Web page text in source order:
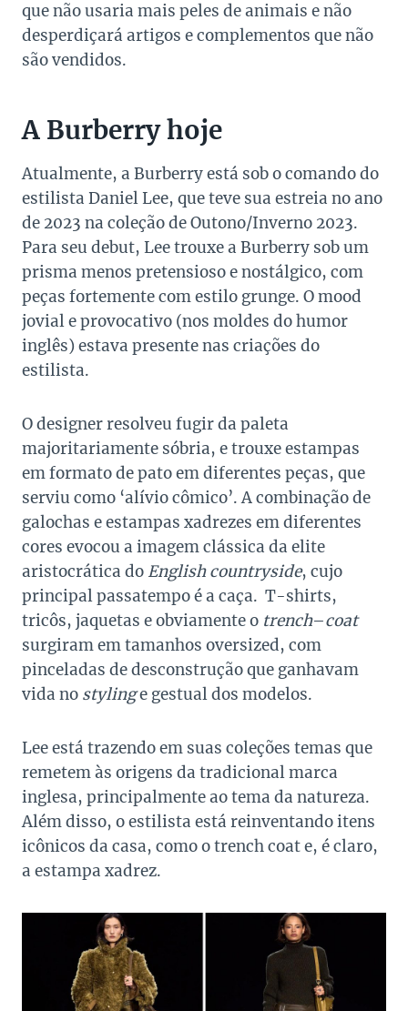
que não usaria mais peles de animais e não
desperdiçará artigos e complementos que não
são vendidos.
A Burberry hoje
Atualmente, a Burberry está sob o comando do
estilista Daniel Lee, que teve sua estreia no ano
de 2023 na coleção de Outono/Inverno 2023.
Para seu debut, Lee trouxe a Burberry sob um
prisma menos pretensioso e nostálgico, com
peças fortemente com estilo grunge. O mood
jovial e provocativo (nos moldes do humor
inglês) estava presente nas criações do
estilista.
O designer resolveu fugir da paleta
majoritariamente sóbria, e trouxe estampas
em formato de pato em diferentes peças, que
serviu como ‘alívio cômico’. A combinação de
galochas e estampas xadrezes em diferentes
cores evocou a imagem clássica da elite
aristocrática do English countryside, cujo
principal passatempo é a caça. T-shirts,
tricôs, jaquetas e obviamente o trench–coat
surgiram em tamanhos oversized, com
pinceladas de desconstrução que ganhavam
vida no stylinge gestual dos modelos.
Lee está trazendo em suas coleções temas que
remetem às origens da tradicional marca
inglesa, principalmente ao tema da natureza.
Além disso, o estilista está reinventando itens
icônicos da casa, como o trench coat e, é claro,
a estampa xadrez.